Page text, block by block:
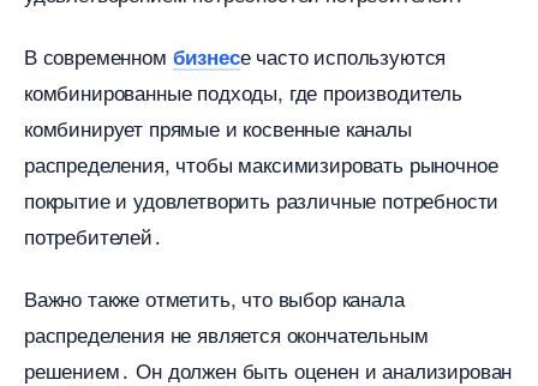
современном изнесе часто используются
комбинированные подходы, где производитель
комбинирует прямые и косвенные каналы
распределения, чтобы максимизировать рыночное
покрытие и удовлетворить различные потребности
потребителей․
ажно также отметить, что выбор канала
распределения не является окончательным
решением․ Он должен быть оценен и анализирован